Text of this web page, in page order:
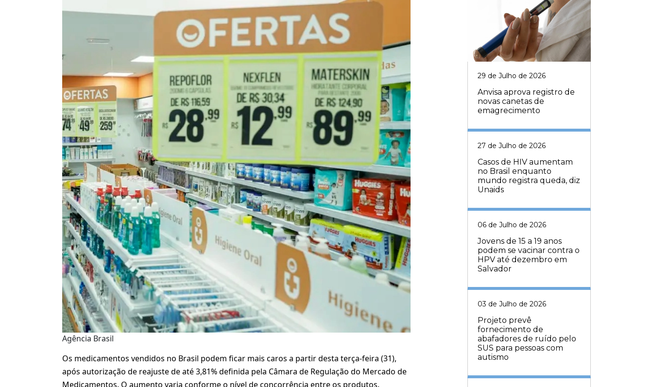
Agência Brasil
Os medicamentos vendidos no Brasil podem ficar mais caros a partir desta terça-feira (31),
após autorização de reajuste de até 3,81% definida pela Câmara de Regulação do Mercado de
Medicamentos. O aumento varia conforme o nível de concorrência entre os produtos.
29 de Julho de 2026
Anvisa aprova registro de
novas canetas de
emagrecimento
27 de Julho de 2026
Casos de HIV aumentam
no Brasil enquanto
mundo registra queda, diz
Unaids
06 de Julho de 2026
Jovens de 15 a 19 anos
podem se vacinar contra o
HPV até dezembro em
Salvador
03 de Julho de 2026
Projeto prevê
fornecimento de
abafadores de ruído pelo
SUS para pessoas com
autismo